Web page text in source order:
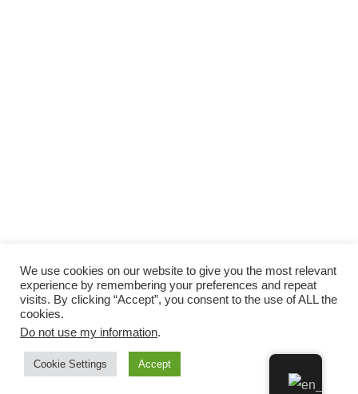
We use cookies on our website to give you the most relevant
experience by remembering your preferences and repeat
visits. By clicking “Accept”, you consent to the use of ALL the
cookies.
Do not use my information.
Cookie Settings Accept